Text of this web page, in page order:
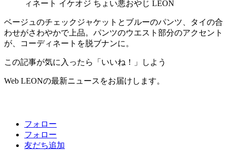
ベージュのチェックジャケットとブルーのパンツ、タイの合
わせがさわやかで上品。パンツのウエスト部分のアクセント
が、コーディネートを脱ブナンに。
この記事が気に入ったら「いいね！」しよう
Web LEONの最新ニュースをお届けします。
フォロー
フォロー
友だち追加